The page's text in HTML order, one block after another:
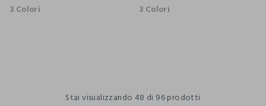
3 Colori 3 Colori
Stai visualizzando 48 di 96 prodotti